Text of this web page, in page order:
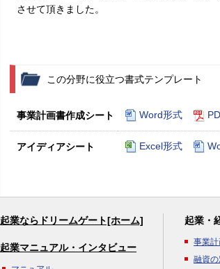
させて頂きました。
この分野に役立つ書式テンプレート
事業計画書作成シート Word形式
アイディアシート Excel形式
起業ならドリームゲート[ホーム]
起業マニュアル・インタビュー
起業・
事業
融資の